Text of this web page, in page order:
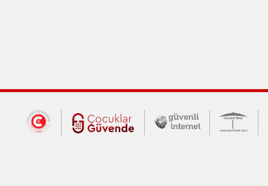
Dış Bağlantılar
Cumhurbaşkanlığı İletişim Merkezi
Çocuklar Güvende (yeni
Güvenli